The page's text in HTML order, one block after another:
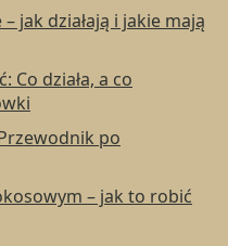
jak działają i jakie mają
Co działa, a co
po
– jak to robić